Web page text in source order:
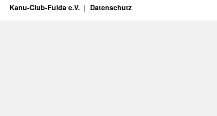
Kanu-Club-Fulda e.V. Datenschutz